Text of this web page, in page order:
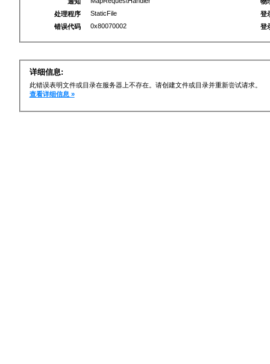
处理程序
StaticFile
错误代码
0x80070002
登
登
详细信息:
此错误表明文件或目录在服务器上不存在。请创建文件或目录并重新尝试请求。
查看详细信息 »